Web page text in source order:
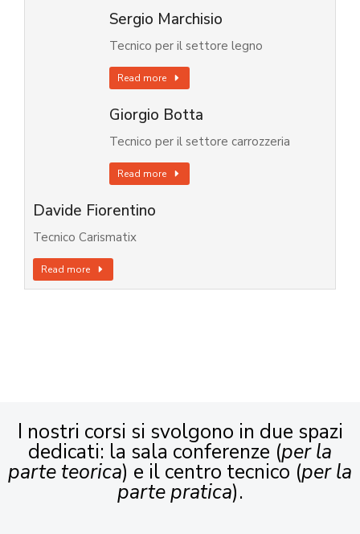
Sergio Marchisio
Tecnico per il settore legno
Read more
Giorgio Botta
Tecnico per il settore carrozzeria
Read more
Davide Fiorentino
Tecnico Carismatix
Read more
I nostri corsi si svolgono in due spazi
dedicati: la sala conferenze (per la
parte teorica) e il centro tecnico (per la
parte pratica).